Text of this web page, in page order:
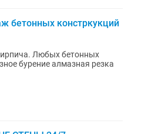
бетонных констркукций
Любых бетонных